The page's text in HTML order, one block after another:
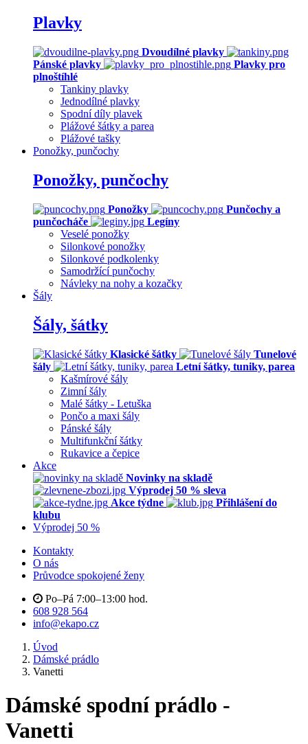
Plavky
Dvoudílné plavky
Pánské plavky
Plavky pro
plnoštíhlé
Tankiny plavky
Jednodílné plavky
Spodní díly plavek
Plážové šátky a parea
Plážové tašky
Ponožky, punčochy
Ponožky, punčochy
Ponožky
Punčochy a
punčocháče
Legíny
Veselé ponožky
Silonkové ponožky
Silonkové podkolenky
Samodržící punčochy
Návleky na nohy a kozačky
Šály
Šály, šátky
Klasické šátky
Tunelové
šály
Letní šátky, tuniky, parea
Kašmírové šály
Zimní šály
Malé šátky - Letuška
Pončo a maxi šály
Pánské šály
Multifunkční šátky
Rukavice a čepice
Akce
Novinky na skladě
Výprodej 50 % sleva
Akce týdne
Přihlášení do
klubu
Výprodej 50 %
Kontakty
O nás
Průvodce spokojené ženy
Po–Pá 7:00–13:00 hod.
608 928 564
info@ekapo.cz
Úvod
Dámské prádlo
Vanetti
Dámské spodní prádlo -
Vanetti